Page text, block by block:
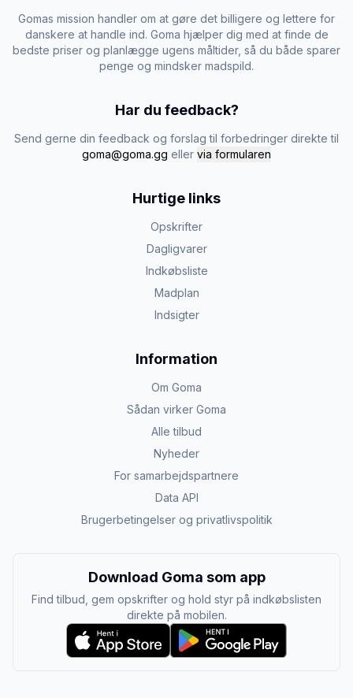
Gomas mission handler om at gøre det billigere og lettere for
danskere at handle ind. Goma hjælper dig med at finde de
bedste priser og planlægge ugens måltider, så du både sparer
penge og mindsker madspild.
Har du feedback?
Send gerne din feedback og forslag til forbedringer direkte til
goma@goma.gg eller via formularen
Hurtige links
Opskrifter
Dagligvarer
Indkøbsliste
Madplan
Indsigter
Information
Om Goma
Sådan virker Goma
Alle tilbud
Nyheder
For samarbejdspartnere
Data API
Brugerbetingelser og privatlivspolitik
Download Goma som app
Find tilbud, gem opskrifter og hold styr på indkøbslisten
direkte på mobilen.